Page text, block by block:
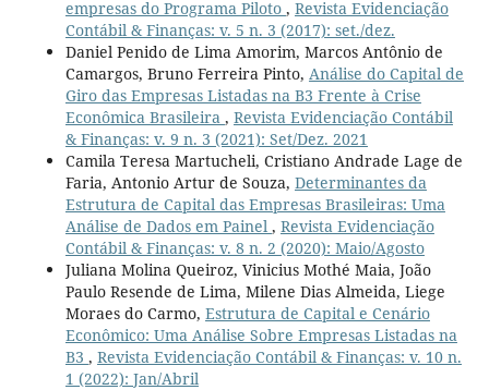
empresas do Programa Piloto , Revista Evidenciação
Contábil & Finanças: v. 5 n. 3 (2017): set./dez.
Daniel Penido de Lima Amorim, Marcos Antônio de
Camargos, Bruno Ferreira Pinto, Análise do Capital de
Giro das Empresas Listadas na B3 Frente à Crise
Econômica Brasileira , Revista Evidenciação Contábil
& Finanças: v. 9 n. 3 (2021): Set/Dez. 2021
Camila Teresa Martucheli, Cristiano Andrade Lage de
Faria, Antonio Artur de Souza, Determinantes da
Estrutura de Capital das Empresas Brasileiras: Uma
Análise de Dados em Painel , Revista Evidenciação
Contábil & Finanças: v. 8 n. 2 (2020): Maio/Agosto
Juliana Molina Queiroz, Vinicius Mothé Maia, João
Paulo Resende de Lima, Milene Dias Almeida, Liege
Moraes do Carmo, Estrutura de Capital e Cenário
Econômico: Uma Análise Sobre Empresas Listadas na
B3 , Revista Evidenciação Contábil & Finanças: v. 10 n.
1 (2022): Jan/Abril